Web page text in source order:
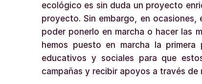
ecológico es sin duda un proyecto
proyecto. Sin embargo, en
poder ponerlo en marcha o hacer las
hemos puesto en marcha la
educativos y sociales para que
campañas y recibir apoyos a través de